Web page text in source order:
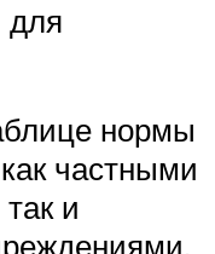
для
нормы
частными
и